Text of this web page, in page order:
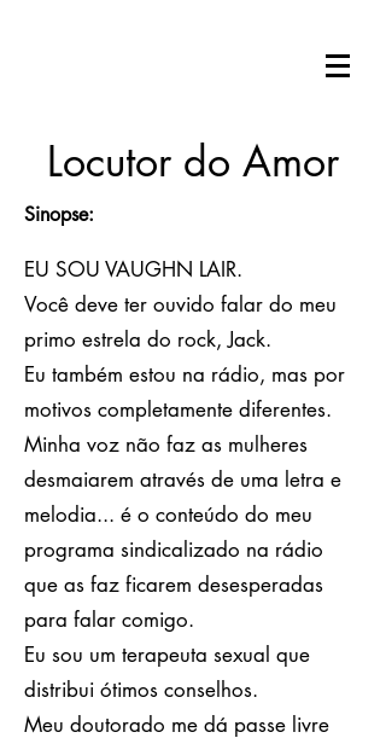
Locutor do Amor
Sinopse:
EU SOU VAUGHN LAIR.
Você deve ter ouvido falar do meu
primo estrela do rock, Jack.
Eu também estou na rádio, mas por
motivos completamente diferentes.
Minha voz não faz as mulheres
desmaiarem através de uma letra e
melodia... é o conteúdo do meu
programa sindicalizado na rádio
que as faz ficarem desesperadas
para falar comigo.
Eu sou um terapeuta sexual que
distribui ótimos conselhos.
Meu doutorado me dá passe livre